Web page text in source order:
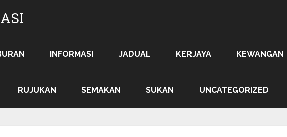
INFORMASI JADUAL KERJAYA KEWANGAN
RUJUKAN SEMAKAN SUKAN UNCATEGORIZED